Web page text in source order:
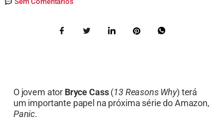
O jovem ator Bryce Cass(13 Reasons Why) terá
um importante papel na próxima série do Amazon,
Panic.